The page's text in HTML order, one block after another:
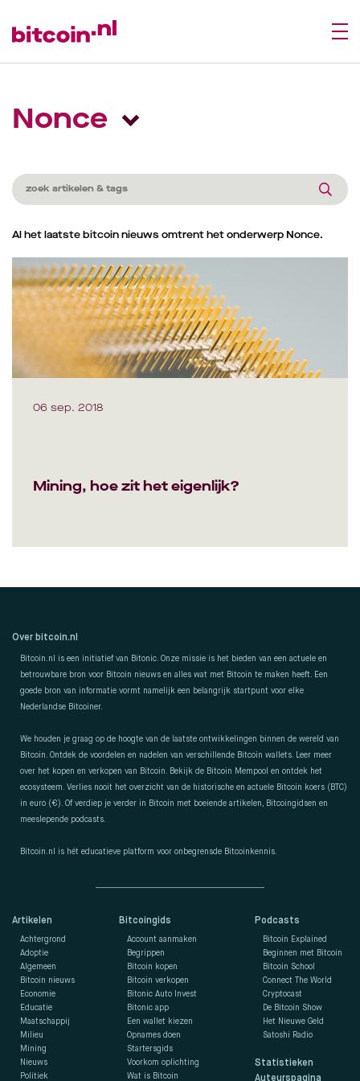
Nonce
Al het laatste bitcoin nieuws omtrent het onderwerp Nonce.
06 sep. 2018
Mining, hoe zit het eigenlijk?
Artikelen
Achtergrond
Adoptie
Algemeen
Bitcoin nieuws
Economie
Educatie
Maatschappij
Milieu
Mining
Nieuws
Politiek
Bitcoingids
Account aanmaken
Begrippen
Bitcoin kopen
Bitcoin verkopen
Bitonic Auto Invest
Bitonic app
Een wallet kiezen
Opnames doen
Startersgids
Voorkom oplichting
Wat is Bitcoin
Podcasts
Bitcoin Explained
Beginnen met Bitcoin
Bitcoin School
Connect The World
Cryptocast
De Bitcoin Show
Het Nieuwe Geld
Satoshi Radio
Statistieken
Auteurspagina
Over bitcoin.nl
Bitcoin.nl is een initiatief van Bitonic. Onze missie is het bieden van een actuele en
betrouwbare bron voor Bitcoin nieuws en alles wat met Bitcoin te maken heeft. Een
goede bron van informatie vormt namelijk een belangrijk startpunt voor elke
Nederlandse Bitcoiner.
We houden je graag op de hoogte van de laatste ontwikkelingen binnen de wereld van
Bitcoin. Ontdek de voordelen en nadelen van verschillende Bitcoin wallets. Leer meer
over het kopen en verkopen van Bitcoin. Bekijk de Bitcoin Mempool en ontdek het
ecosysteem. Verlies nooit het overzicht van de historische en actuele Bitcoin koers (BTC)
in euro (€). Of verdiep je verder in Bitcoin met boeiende artikelen, Bitcoingidsen en
meeslepende podcasts.
Bitcoin.nl is hét educatieve platform voor onbegrensde Bitcoinkennis.